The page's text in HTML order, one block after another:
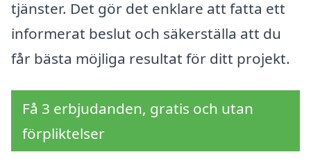
tjänster. Det gör det enklare att fatta ett
informerat beslut och säkerställa att du
får bästa möjliga resultat för ditt projekt.
Få 3 erbjudanden, gratis och utan
förpliktelser